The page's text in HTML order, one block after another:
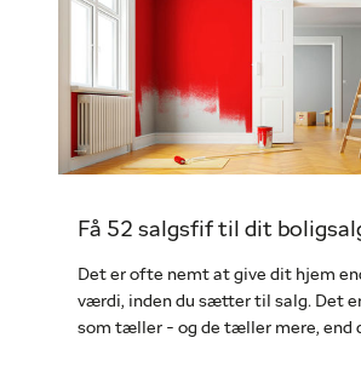
Få 52 salgsfif til dit
Det er ofte nemt at give dit hjem
værdi, inden du sætter til salg. Det
som tæller - og de tæller mere, end